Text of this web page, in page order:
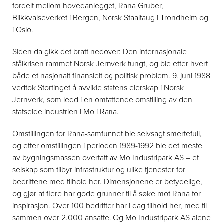
fordelt mellom hovedanlegget, Rana Gruber,
Blikkvalseverket i Bergen, Norsk Staaltaug i Trondheim og
i Oslo.
Siden da gikk det bratt nedover: Den internasjonale
stålkrisen rammet Norsk Jernverk tungt, og ble etter hvert
både et nasjonalt finansielt og politisk problem. 9. juni 1988
vedtok Stortinget å avvikle statens eierskap i Norsk
Jernverk, som ledd i en omfattende omstilling av den
statseide industrien i Mo i Rana.
Omstillingen for Rana-samfunnet ble selvsagt smertefull,
og etter omstillingen i perioden 1989-1992 ble det meste
av bygningsmassen overtatt av Mo Industripark AS – et
selskap som tilbyr infrastruktur og ulike tjenester for
bedriftene med tilhold her. Dimensjonene er betydelige,
og gjør at flere har gode grunner til å søke mot Rana for
inspirasjon. Over 100 bedrifter har i dag tilhold her, med til
sammen over 2.000 ansatte. Og Mo Industripark AS alene